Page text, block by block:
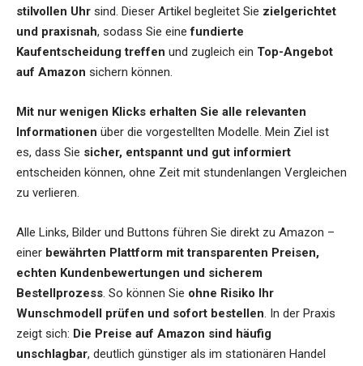
stilvollen Uhr sind. Dieser Artikel begleitet Sie zielgerichtet
und praxisnah, sodass Sie einefundierte
Kaufentscheidung treffen und zugleich ein Top-Angebot
auf Amazon sichern können.
Mit nur wenigen Klicks erhalten Sie alle relevanten
Informationen über die vorgestellten Modelle. Mein Ziel ist
es, dass Sie sicher, entspannt und gut informiert
entscheiden können, ohne Zeit mit stundenlangen Vergleichen
zu verlieren.
Alle Links, Bilder und Buttons führen Sie direkt zu Amazon –
einer bewährten Plattform mit transparenten Preisen,
echten Kundenbewertungen und sicherem
Bestellprozess. So können Sie ohne Risiko Ihr
Wunschmodell prüfen und sofort bestellen. In der Praxis
zeigt sich: Die Preise auf Amazon sind häufig
unschlagbar, deutlich günstiger als im stationären Handel